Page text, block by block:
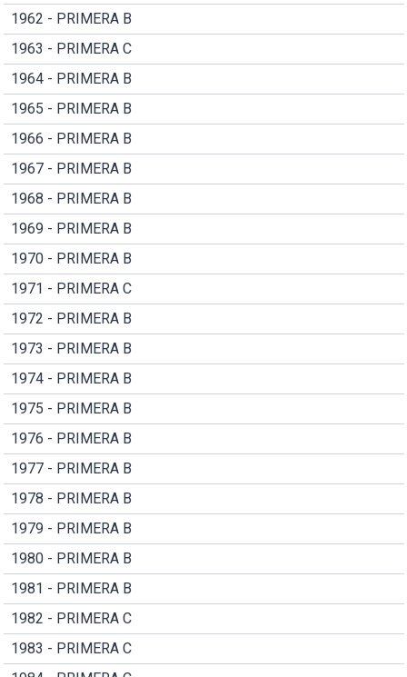
1962 - PRIMERA B
1963 - PRIMERA C
1964 - PRIMERA B
1965 - PRIMERA B
1966 - PRIMERA B
1967 - PRIMERA B
1968 - PRIMERA B
1969 - PRIMERA B
1970 - PRIMERA B
1971 - PRIMERA C
1972 - PRIMERA B
1973 - PRIMERA B
1974 - PRIMERA B
1975 - PRIMERA B
1976 - PRIMERA B
1977 - PRIMERA B
1978 - PRIMERA B
1979 - PRIMERA B
1980 - PRIMERA B
1981 - PRIMERA B
1982 - PRIMERA C
1983 - PRIMERA C